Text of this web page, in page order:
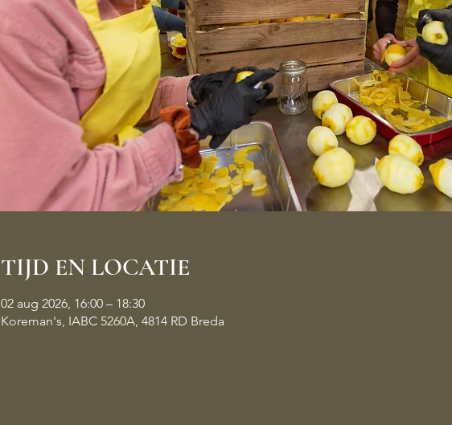
TIJD EN LOCATIE
02 aug 2026, 16:00 – 18:30
Koreman's, IABC 5260A, 4814 RD Breda